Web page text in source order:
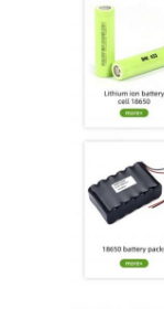
हमारे बारे में
कारखाने का दौरा
गुणवत्ता नियंत्रण
हमसे संपर्क करें
समाचार